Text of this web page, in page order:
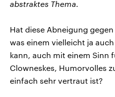
abstraktes Thema.
Hat diese Abneigung
was einem vielleicht ja
kann, auch mit einem Sinn
Clowneskes, Humorvolles
einfach sehr vertraut ist?